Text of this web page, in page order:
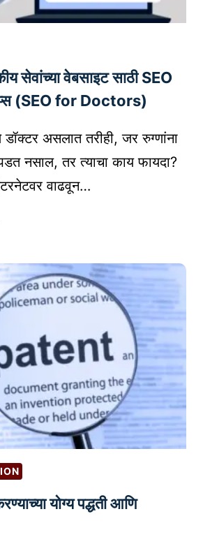
सेवांच्या वेबसाइट साठी SEO
(SEO for Doctors)
डॉक्टर असलात तरीही, जर रुग्णांना
नसाल, तर त्याचा काय फायदा?
वाढवून…
योग्य पद्धती आणि